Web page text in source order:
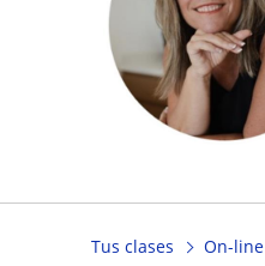
Tus clases On-line